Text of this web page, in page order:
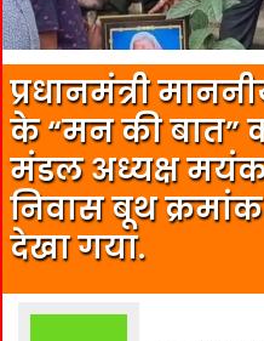
प्रधानमंत्री
के “मन की बात”
मंडल अध्यक्ष
निवास बूथ
देखा गया.